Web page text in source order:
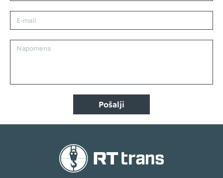
Pošalji